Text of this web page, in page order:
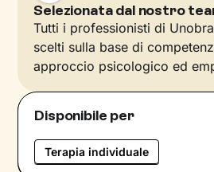
Selezionata dal nostro
Tutti i professionisti di
scelti sulla base di
approccio psicologico ed
Disponibile per
Terapia individuale